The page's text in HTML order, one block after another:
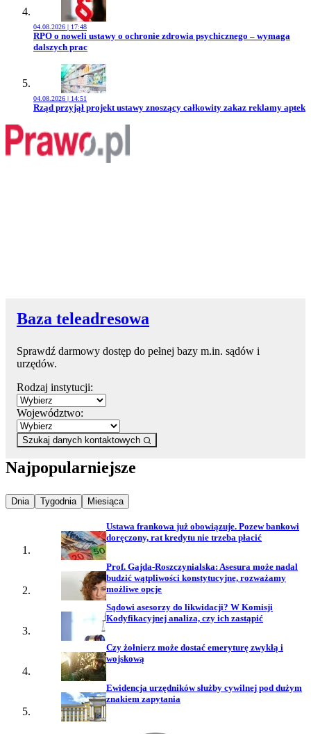
04.08.2026 | 17:48
Przejdź do artykułu:
RPO o noweli ustawy o ochronie zdrowia psychicznego – wymaga
dalszych prac
04.08.2026 | 14:51
Przejdź do artykułu:
Rząd przyjął projekt ustawy znoszący całkowity zakaz reklamy aptek
Baza teleadresowa
Sprawdź darmowy dostęp do pełnej bazy m.in. sądów i
urzędów.
Rodzaj instytucji:
Województwo:
Szukaj danych kontaktowych
Najpopularniejsze
Najpopularniejsze wiadomości z
Dnia Najpopularniejsze wiadomości z
Tygodnia Najpopularniejsze wiadomości z
Miesiąca
Ustawa frankowa już obowiązuje. Pozew bankowi
doręczony, rat kredytu nie trzeba płacić
Prof. Gajda-Roszczynialska: Asesura może nadal
budzić wątpliwości konstytucyjne, rozważamy
możliwe opcje
Sądowi asesorzy do likwidacji? W Komisji
Kodyfikacyjnej analiza, czy ich zastąpić
Czy żołnierz może dostać emeryturę zwykłą i
wojskową
Ewidencja urzędników służby cywilnej pod dużym
znakiem zapytania